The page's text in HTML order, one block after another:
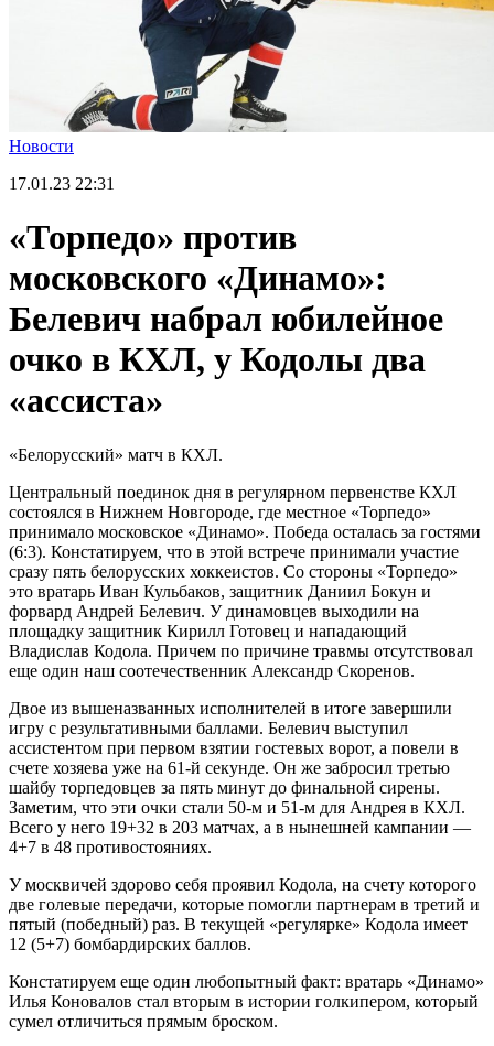
Новости
17.01.23 22:31
«Торпедо» против
московского «Динамо»:
Белевич набрал юбилейное
очко в КХЛ, у Кодолы два
«ассиста»
«Белорусский» матч в КХЛ.
Центральный поединок дня в регулярном первенстве КХЛ
состоялся в Нижнем Новгороде, где местное «Торпедо»
принимало московское «Динамо». Победа осталась за гостями
(6:3). Констатируем, что в этой встрече принимали участие
сразу пять белорусских хоккеистов. Со стороны «Торпедо»
это вратарь Иван Кульбаков, защитник Даниил Бокун и
форвард Андрей Белевич. У динамовцев выходили на
площадку защитник Кирилл Готовец и нападающий
Владислав Кодола. Причем по причине травмы отсутствовал
еще один наш соотечественник Александр Скоренов.
Двое из вышеназванных исполнителей в итоге завершили
игру с результативными баллами. Белевич выступил
ассистентом при первом взятии гостевых ворот, а повели в
счете хозяева уже на 61-й секунде. Он же забросил третью
шайбу торпедовцев за пять минут до финальной сирены.
Заметим, что эти очки стали 50-м и 51-м для Андрея в КХЛ.
Всего у него 19+32 в 203 матчах, а в нынешней кампании —
4+7 в 48 противостояниях.
У москвичей здорово себя проявил Кодола, на счету которого
две голевые передачи, которые помогли партнерам в третий и
пятый (победный) раз. В текущей «регулярке» Кодола имеет
12 (5+7) бомбардирских баллов.
Констатируем еще один любопытный факт: вратарь «Динамо»
Илья Коновалов стал вторым в истории голкипером, который
сумел отличиться прямым броском.